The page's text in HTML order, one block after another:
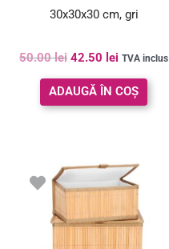
30x30x30 cm, gri
50.00lei 42.50 lei TVA inclus
ADAUGĂ ÎN COȘ